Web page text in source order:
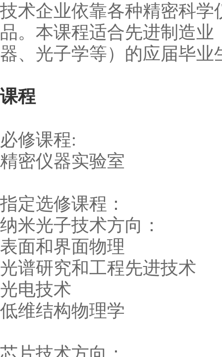
技术企业依靠各种精密科
品。本课程适合先进制造
器、光子学等）的应届毕业
课程
必修课程:
精密仪器实验室
指定选修课程：
纳米光子技术方向：
表面和界面物理
光谱研究和工程先进技术
光电技术
低维结构物理学